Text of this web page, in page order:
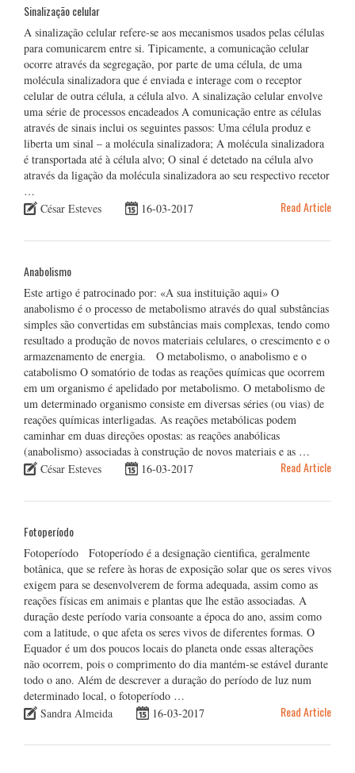
Sinalização celular
A sinalização celular refere-se aos mecanismos usados pelas células
para comunicarem entre si. Tipicamente, a comunicação celular
ocorre através da segregação, por parte de uma célula, de uma
molécula sinalizadora que é enviada e interage com o receptor
celular de outra célula, a célula alvo. A sinalização celular envolve
uma série de processos encadeados A comunicação entre as células
através de sinais inclui os seguintes passos: Uma célula produz e
liberta um sinal – a molécula sinalizadora; A molécula sinalizadora
é transportada até à célula alvo; O sinal é detetado na célula alvo
através da ligação da molécula sinalizadora ao seu respectivo recetor
…
César Esteves
16-03-2017 Read Article
Anabolismo
Este artigo é patrocinado por: «A sua instituição aqui» O
anabolismo é o processo de metabolismo através do qual substâncias
simples são convertidas em substâncias mais complexas, tendo como
resultado a produção de novos materiais celulares, o crescimento e o
armazenamento de energia. O metabolismo, o anabolismo e o
catabolismo O somatório de todas as reações químicas que ocorrem
em um organismo é apelidado por metabolismo. O metabolismo de
um determinado organismo consiste em diversas séries (ou vias) de
reações químicas interligadas. As reações metabólicas podem
caminhar em duas direções opostas: as reações anabólicas
(anabolismo) associadas à construção de novos materiais e as …
César Esteves
16-03-2017 Read Article
Fotoperíodo
Fotoperíodo Fotoperíodo é a designação cientifica, geralmente
botânica, que se refere às horas de exposição solar que os seres vivos
exigem para se desenvolverem de forma adequada, assim como as
reações físicas em animais e plantas que lhe estão associadas. A
duração deste período varia consoante a época do ano, assim como
com a latitude, o que afeta os seres vivos de diferentes formas. O
Equador é um dos poucos locais do planeta onde essas alterações
não ocorrem, pois o comprimento do dia mantém-se estável durante
todo o ano. Além de descrever a duração do período de luz num
determinado local, o fotoperíodo …
Sandra Almeida
16-03-2017 Read Article